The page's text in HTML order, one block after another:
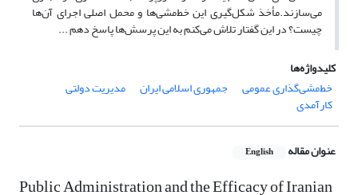
می‌سازند.مأخذ شکل‌گیری این خط‌مشی‌ها و محمل اصلی اجرای آن‌ها
چیست؟ در این گفتار تلاش می‌کنم به این پرسش‌ها پاسخ دهم ...
کلیدواژه‌ها
خط‌مشی‌گذاری عمومی
جمهوری اسلامی ایران مدیریت دولتی
کارآمدی
عنوان مقاله English
Public Administration and the Efficacy of Iranian